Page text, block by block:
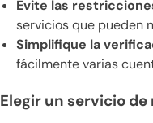
Evite las
servicios que pueden
Simplifique la
fácilmente varias
Elegir un servicio